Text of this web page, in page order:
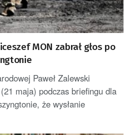
MON zabrał głos po
Paweł Zalewski
maja) podczas briefingu dla
że wysłanie